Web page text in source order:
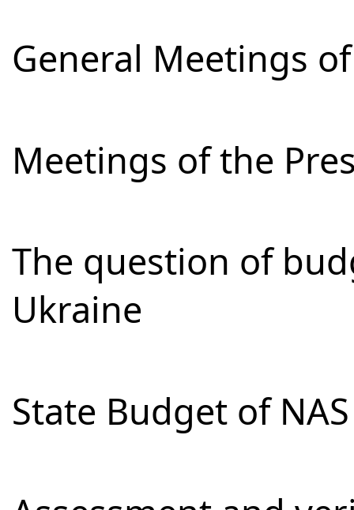
General Meetings
Meetings of the
The question of
Ukraine
State Budget of